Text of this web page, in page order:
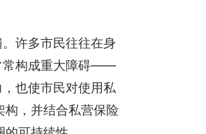
许多市民往往在身
常构成重大障碍——
也使市民对使用私
，并结合私营保险